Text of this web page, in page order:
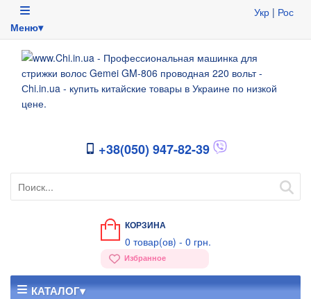
Меню▾
Укр | Рос
+38(050) 947-82-39
КОРЗИНА
0 товар(ов) - 0 грн.
Избранное
КАТАЛОГ▾